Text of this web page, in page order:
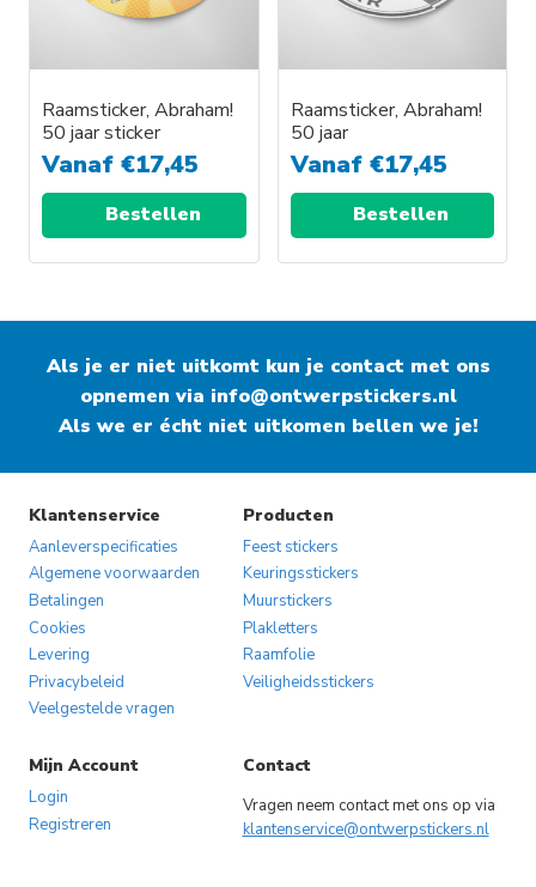
optie
gekozen
worden
op
de
productpagina
optie
gekozen
worden
de
productpagina
Raamsticker, Abraham!
50 jaar sticker
Vanaf €17,45
Bestellen
meerdere
variaties.
Deze
gekozen
worden
op
productpagina
Raamsticker, Abraham!
50 jaar
Vanaf €17,45
Bestellen
meerdere
variaties.
Deze
Als je er niet uitkomt kun je contact met ons
opnemen via info@ontwerpstickers.nl
Als we er écht niet uitkomen bellen we je!
Klantenservice
Aanleverspecificaties
Algemene voorwaarden
Betalingen
Cookies
Levering
Privacybeleid
Veelgestelde vragen
Producten
Feest stickers
Keuringsstickers
Muurstickers
Plakletters
Raamfolie
Veiligheidsstickers
Mijn Account
Login
Registreren
Contact
Vragen neem contact met ons op via
klantenservice@ontwerpstickers.nl